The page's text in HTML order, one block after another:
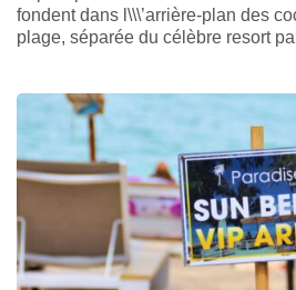
fondent dans l\\\’arrière-plan des
plage, séparée du célèbre resort